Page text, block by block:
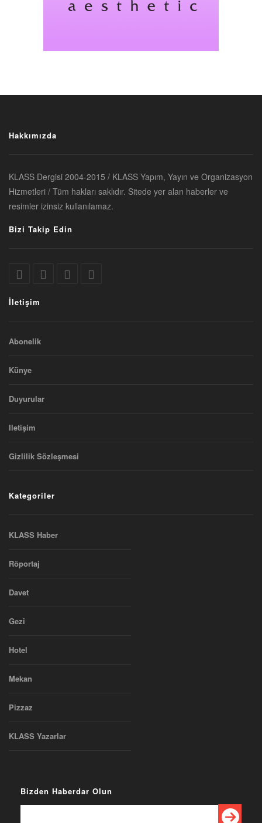
Hakkımızda
KLASS Dergisi 2004-2015 / KLASS Yapım, Yayın ve Organizasyon
Hizmetleri / Tüm hakları saklıdır. Sitede yer alan haberler ve
resimler izinsiz kullanılamaz.
Bizi Takip Edin
İletişim
Abonelik
Künye
Duyurular
Iletişim
Gizlilik Sözleşmesi
Kategoriler
KLASS Haber
Röportaj
Davet
Gezi
Hotel
Mekan
Pizzaz
KLASS Yazarlar
Bizden Haberdar Olun